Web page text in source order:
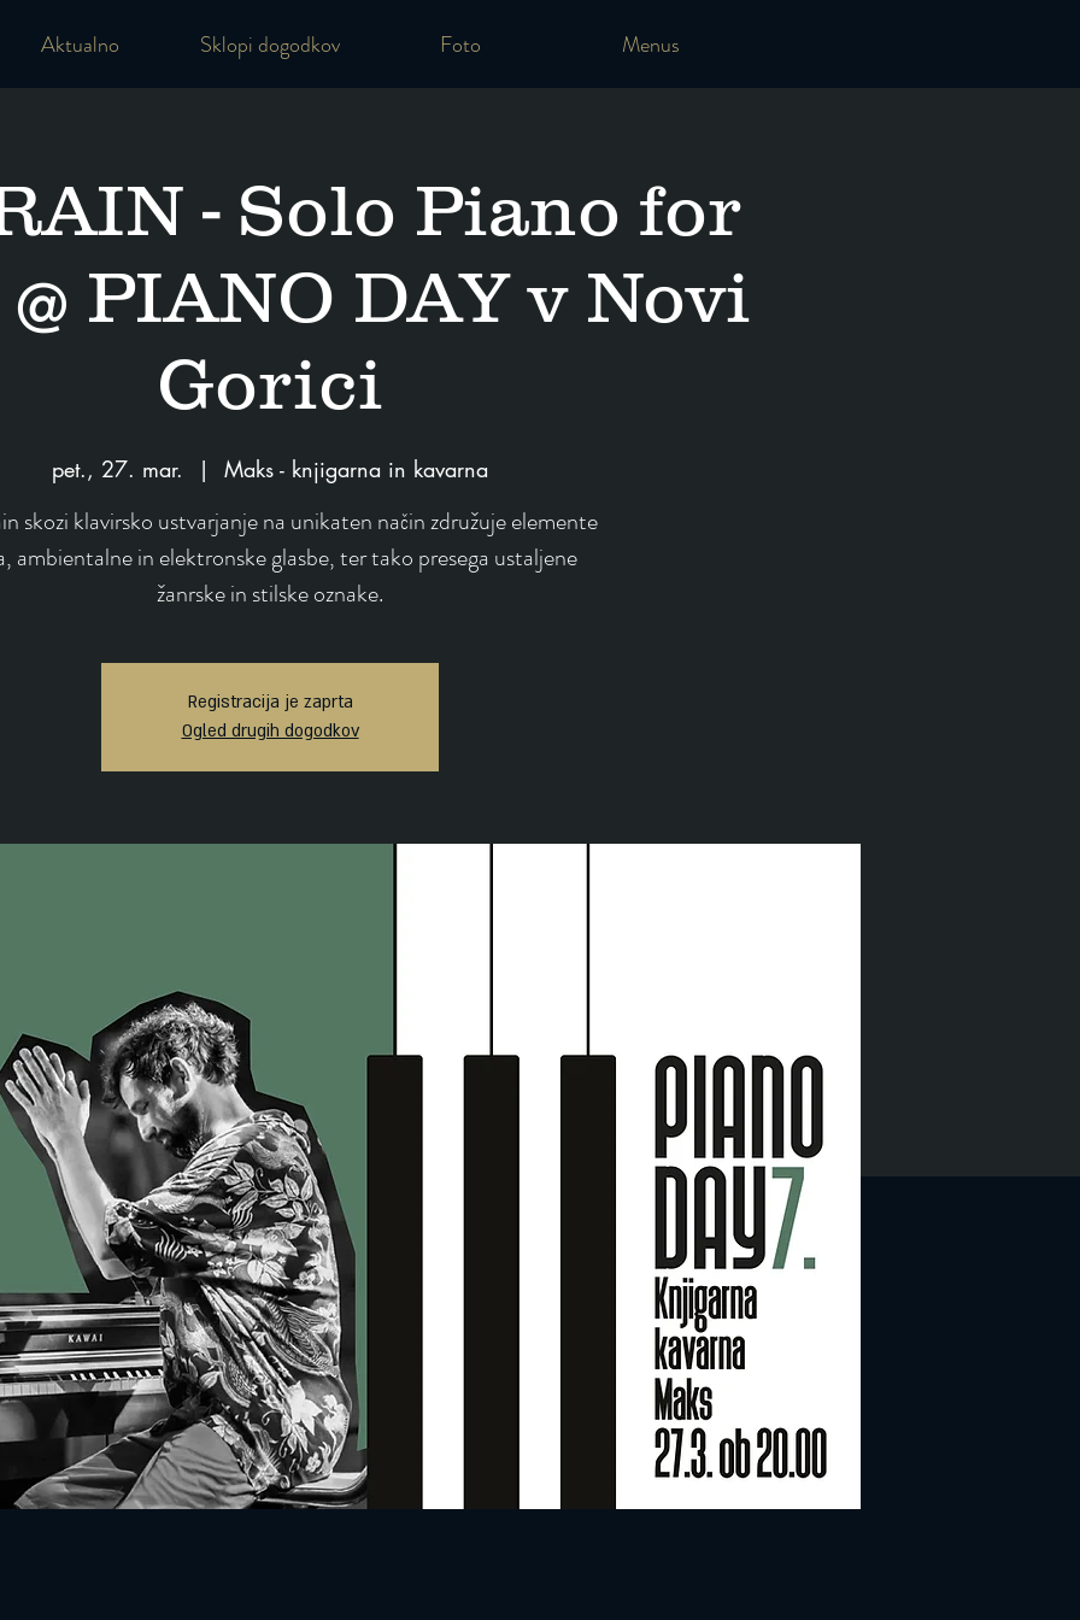
Aktualno Sklopi dogodkov Foto Menus
- Solo Piano for
@ PIANO DAY v Novi
Gorici
pet., 27. mar.
  |
Maks - knjigarna in kavarna
skozi klavirsko ustvarjanje na unikaten način združuje elemente
ambientalne in elektronske glasbe, ter tako presega ustaljene
žanrske in stilske oznake.
Registracija je zaprta
Ogled drugih dogodkov